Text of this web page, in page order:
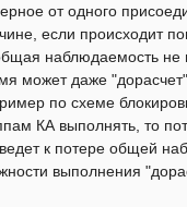
от одного
если происходит
наблюдаемость не
может даже "дорасчет"
по схеме
КА выполнять, то
к потере общей
выполнения